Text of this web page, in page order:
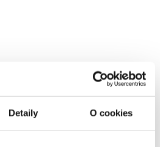
Detaily O cookies